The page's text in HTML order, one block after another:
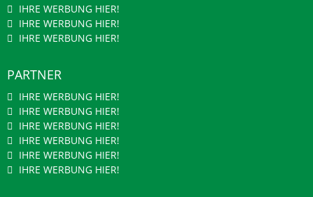
IHRE WERBUNG HIER!
IHRE WERBUNG HIER!
IHRE WERBUNG HIER!
PARTNER
IHRE WERBUNG HIER!
IHRE WERBUNG HIER!
IHRE WERBUNG HIER!
IHRE WERBUNG HIER!
IHRE WERBUNG HIER!
IHRE WERBUNG HIER!